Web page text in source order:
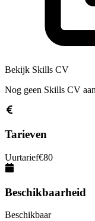
Bekijk Skills CV
Nog geen Skills CV
Tarieven
Uurtarief€80
Beschikbaarheid
Beschikbaar